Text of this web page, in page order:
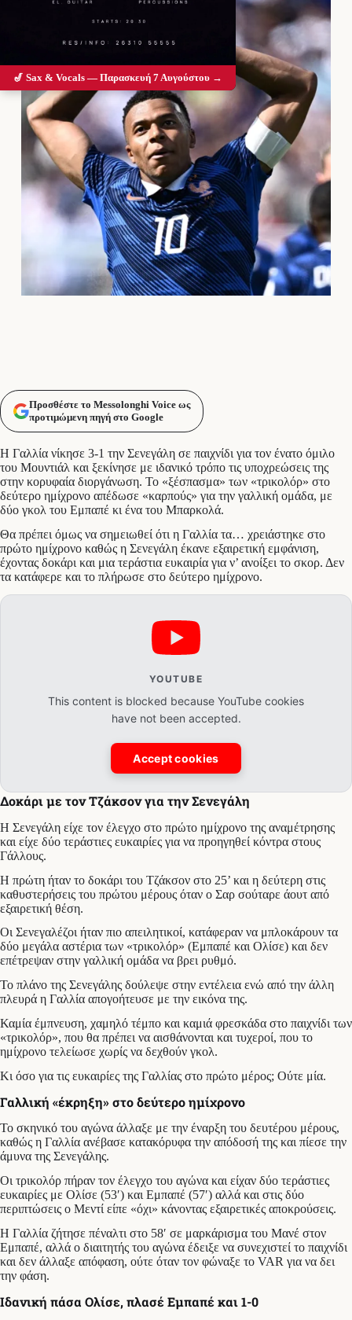
Προσθέστε το Messolonghi Voice ως
προτιμώμενη πηγή στο Google
Η Γαλλία νίκησε 3-1 την Σενεγάλη σε παιχνίδι για τον ένατο όμιλο
του Μουντιάλ και ξεκίνησε με ιδανικό τρόπο τις υποχρεώσεις της
στην κορυφαία διοργάνωση. Το «ξέσπασμα» των «τρικολόρ» στο
δεύτερο ημίχρονο απέδωσε «καρπούς» για την γαλλική ομάδα, με
δύο γκολ του Εμπαπέ κι ένα του Μπαρκολά.
Θα πρέπει όμως να σημειωθεί ότι η Γαλλία τα… χρειάστηκε στο
πρώτο ημίχρονο καθώς η Σενεγάλη έκανε εξαιρετική εμφάνιση,
έχοντας δοκάρι και μια τεράστια ευκαιρία για ν’ ανοίξει το σκορ. Δεν
τα κατάφερε και το πλήρωσε στο δεύτερο ημίχρονο.
YOUTUBE
This content is blocked because YouTube cookies
have not been accepted.
Accept cookies
Δοκάρι με τον Τζάκσον για την Σενεγάλη
Η Σενεγάλη είχε τον έλεγχο στο πρώτο ημίχρονο της αναμέτρησης
και είχε δύο τεράστιες ευκαιρίες για να προηγηθεί κόντρα στους
Γάλλους.
Η πρώτη ήταν το δοκάρι του Τζάκσον στο 25’ και η δεύτερη στις
καθυστερήσεις του πρώτου μέρους όταν ο Σαρ σούταρε άουτ από
εξαιρετική θέση.
Οι Σενεγαλέζοι ήταν πιο απειλητικοί, κατάφεραν να μπλοκάρουν τα
δύο μεγάλα αστέρια των «τρικολόρ» (Εμπαπέ και Ολίσε) και δεν
επέτρεψαν στην γαλλική ομάδα να βρει ρυθμό.
Το πλάνο της Σενεγάλης δούλεψε στην εντέλεια ενώ από την άλλη
πλευρά η Γαλλία απογοήτευσε με την εικόνα της.
Καμία έμπνευση, χαμηλό τέμπο και καμιά φρεσκάδα στο παιχνίδι των
«τρικολόρ», που θα πρέπει να αισθάνονται και τυχεροί, που το
ημίχρονο τελείωσε χωρίς να δεχθούν γκολ.
Κι όσο για τις ευκαιρίες της Γαλλίας στο πρώτο μέρος; Ούτε μία.
Γαλλική «έκρηξη» στο δεύτερο ημίχρονο
Το σκηνικό του αγώνα άλλαξε με την έναρξη του δευτέρου μέρους,
καθώς η Γαλλία ανέβασε κατακόρυφα την απόδοσή της και πίεσε την
άμυνα της Σενεγάλης.
Οι τρικολόρ πήραν τον έλεγχο του αγώνα και είχαν δύο τεράστιες
ευκαιρίες με Ολίσε (53′) και Εμπαπέ (57′) αλλά και στις δύο
περιπτώσεις ο Μεντί είπε «όχι» κάνοντας εξαιρετικές αποκρούσεις.
Η Γαλλία ζήτησε πέναλτι στο 58′ σε μαρκάρισμα του Μανέ στον
Εμπαπέ, αλλά ο διαιτητής του αγώνα έδειξε να συνεχιστεί το παιχνίδι
και δεν άλλαξε απόφαση, ούτε όταν τον φώναξε το VAR για να δει
την φάση.
Ιδανική πάσα Ολίσε, πλασέ Εμπαπέ και 1-0
🎷 Sax & Vocals — Παρασκευή 7 Αυγούστου →